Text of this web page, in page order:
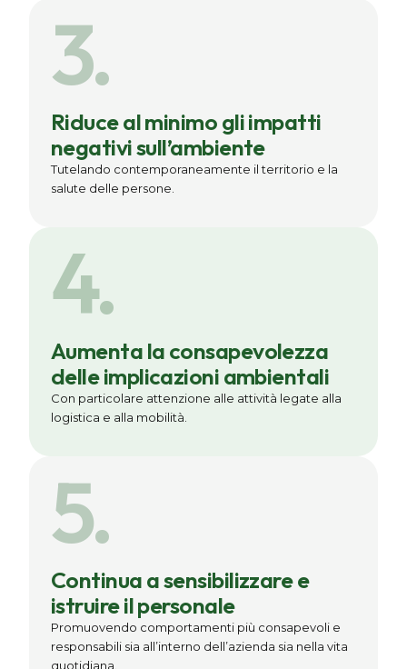
3.
Riduce al minimo gli impatti
negativi sull’ambiente
Tutelando contemporaneamente il territorio e la
salute delle persone.
4.
Aumenta la consapevolezza
delle implicazioni ambientali
Con particolare attenzione alle attività legate alla
logistica e alla mobilità.
5.
Continua a sensibilizzare e
istruire il personale
Promuovendo comportamenti più consapevoli e
responsabili sia all’interno dell’azienda sia nella vita
quotidiana.